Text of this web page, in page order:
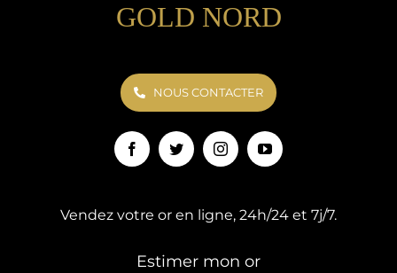
GOLD NORD
NOUS CONTACTER
Vendez votre or en ligne, 24h/24 et 7j/7.
Estimer mon or